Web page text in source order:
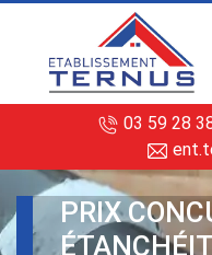
03 59 28
PRIX